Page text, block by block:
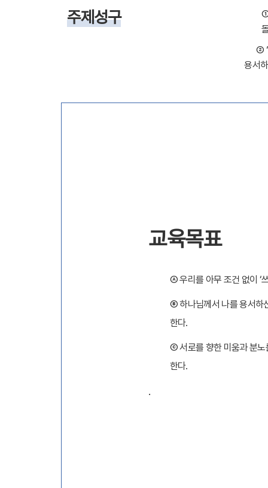
주제성구
②
용서
교육목표
Ⓐ우리를 아무 조건 없이 ‘
Ⓑ하나님께서 나를 용서하
한다.
Ⓒ서로를 향한 미움과 분노
한다.
.